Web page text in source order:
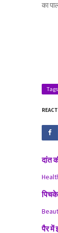
का
Tags
दांत
पैर में